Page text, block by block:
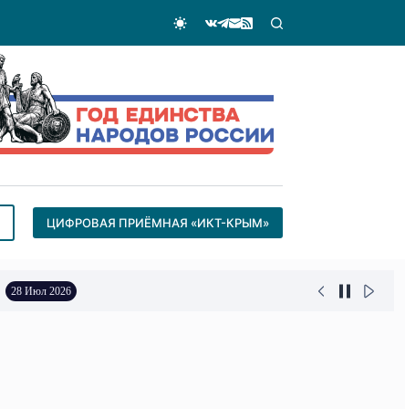
ЦИФРОВАЯ ПРИЁМНАЯ «ИКТ-КРЫМ»
28 Июл 2026